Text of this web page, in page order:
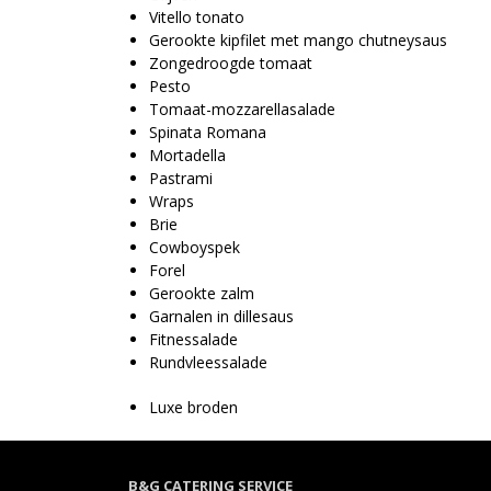
Vitello tonato
Gerookte kipfilet met mango chutneysaus
Zongedroogde tomaat
Pesto
Tomaat-mozzarellasalade
Spinata Romana
Mortadella
Pastrami
Wraps
Brie
Cowboyspek
Forel
Gerookte zalm
Garnalen in dillesaus
Fitnessalade
Rundvleessalade
Luxe broden
B&G CATERING SERVICE